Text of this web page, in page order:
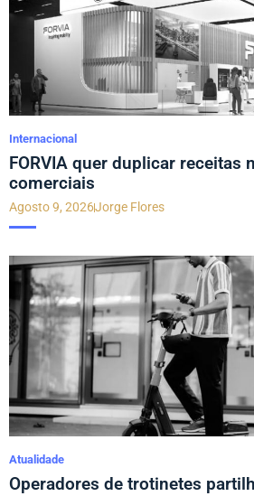
Internacional
FORVIA quer duplicar receitas
comerciais
Agosto 9, 2026Jorge Flores
Atualidade
Operadores de trotinetes